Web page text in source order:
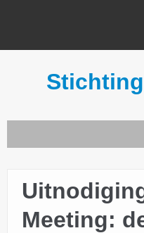
PUBLICATIES
DONATEURS
Meeting: